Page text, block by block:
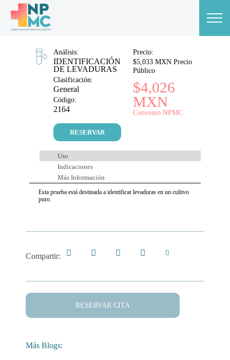
Análisis:
IDENTIFICACIÓN
DE LEVADURAS
Clasificación:
General
Código:
2164
RESERVAR
Precio:
$5,033 MXN Precio
Público
$4,026
MXN
Convenio NPMC
Uso
Indicaciones
Más Información
Esta prueba está destinada a identificar levaduras en un cultivo
puro.
Compartir:
RESERVAR CITA
Más Blogs: